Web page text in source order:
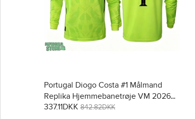
Portugal Diogo Costa #1 Målmand
Replika Hjemmebanetrøje VM 2026
Langærmet
337.11DKK 842.82DKK